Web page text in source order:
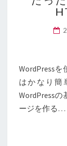
WordPress
はかなり簡
WordPress
ージを作る…